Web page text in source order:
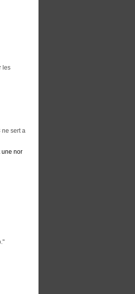
les
ne sert a
une nor